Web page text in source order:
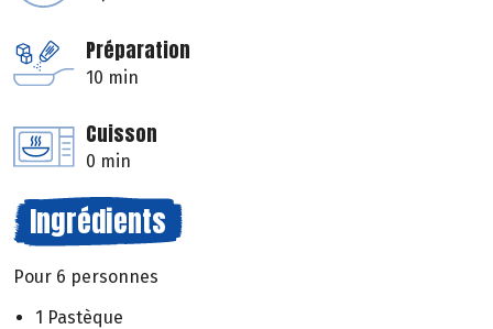
Préparation
10 min
Cuisson
0 min
Ingrédients
Pour 6 personnes
1 Pastèque